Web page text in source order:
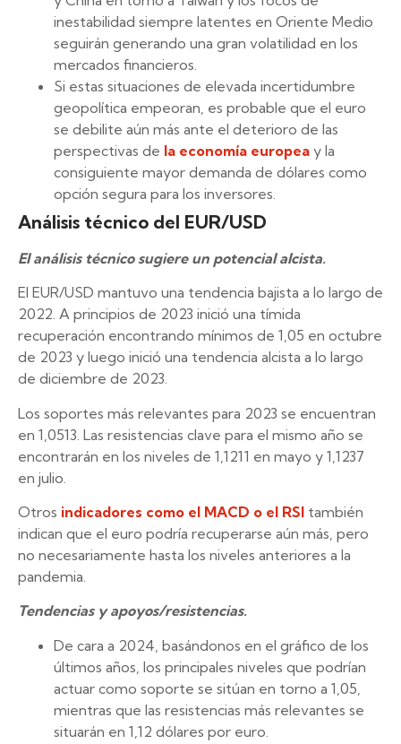
inestabilidad siempre latentes en Oriente Medio
seguirán generando una gran volatilidad en los
mercados financieros.
Si estas situaciones de elevada incertidumbre
geopolítica empeoran, es probable que el euro
se debilite aún más ante el deterioro de las
perspectivas de la economía europea y la
consiguiente mayor demanda de dólares como
opción segura para los inversores.
Análisis técnico del EUR/USD
El análisis técnico sugiere un potencial alcista.
El EUR/USD mantuvo una tendencia bajista a lo largo de
2022. A principios de 2023 inició una tímida
recuperación encontrando mínimos de 1,05 en octubre
de 2023 y luego inició una tendencia alcista a lo largo
de diciembre de 2023.
Los soportes más relevantes para 2023 se encuentran
en 1,0513. Las resistencias clave para el mismo año se
encontrarán en los niveles de 1,1211 en mayo y 1,1237
en julio.
Otros indicadores como el MACD o el RSI también
indican que el euro podría recuperarse aún más, pero
no necesariamente hasta los niveles anteriores a la
pandemia.
Tendencias y apoyos/resistencias.
De cara a 2024, basándonos en el gráfico de los
últimos años, los principales niveles que podrían
actuar como soporte se sitúan en torno a 1,05,
mientras que las resistencias más relevantes se
situarán en 1,12 dólares por euro.